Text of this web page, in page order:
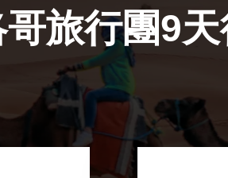
哥旅行團9